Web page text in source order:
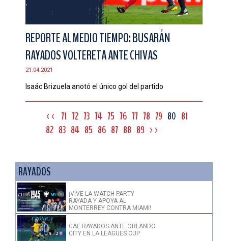
REPORTE AL MEDIO TIEMPO: BUSARÁN
RAYADOS VOLTERETA ANTE CHIVAS
21.04.2021
Isaác Brizuela anotó el único gol del partido
<< 71 72 73 74 75 76 77 78 79 80 81
82 83 84 85 86 87 88 89 >>
RAYADOS
¡VIVE LA WATCH PARTY
RAYADA Y APOYA AL
MONTERREY CONTRA MIAMI!
CAE RAYADOS ANTE ORLANDO
CITY EN LA LEAGUES CUP